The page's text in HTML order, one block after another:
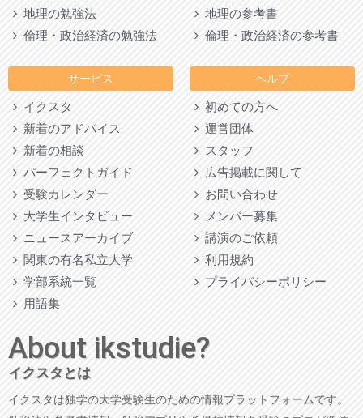
地理の勉強法
倫理・政治経済の勉強法
サービス
イクスタ
新着のアドバイス
新着の相談
パーフェクトガイド
受験カレンダー
大学生インタビュー
ニュースアーカイブ
関東の有名私立大学
学部系統一覧
用語集
地理の参考書
倫理・政治経済の参考書
ヘルプ
初めての方へ
運営団体
スタッフ
広告掲載に関して
お問い合わせ
メンバー募集
講演のご依頼
利用規約
プライバシーポリシー
About ikstudie?
イクスタとは
イクスタは独学の大学受験生のための情報プラットフォームです。